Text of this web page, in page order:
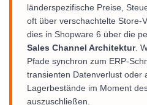
länderspezifische Preise,
oft über verschachtelte Store-
dies in Shopware 6 über die
Sales Channel Architektur.
Pfade synchron zum ERP-
transienten Datenverlust oder
Lagerbestände im Moment
auszuschließen.